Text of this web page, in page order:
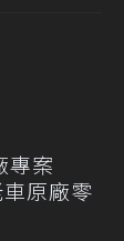
專案
原廠零